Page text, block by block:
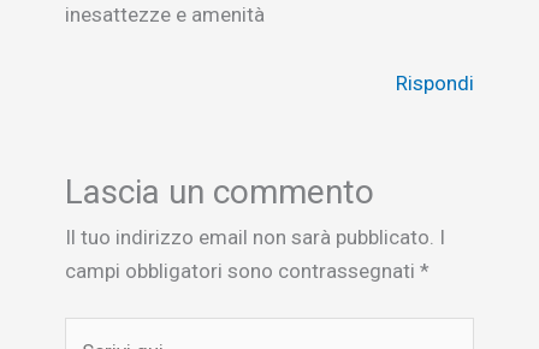
inesattezze e amenità
Rispondi
Lascia un commento
Il tuo indirizzo email non sarà pubblicato. I
campi obbligatori sono contrassegnati *